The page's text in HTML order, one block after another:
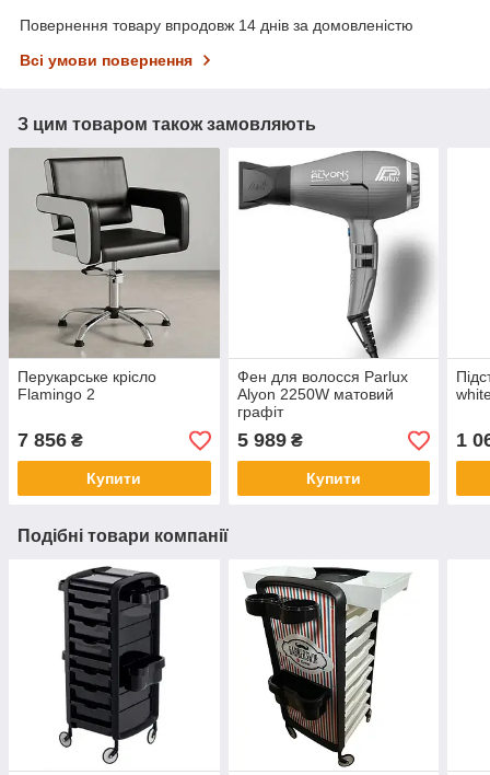
Повернення товару впродовж 14 днів за домовленістю
Всі умови повернення
З цим товаром також замовляють
Перукарське крісло
Flamingo 2
7 856 ₴
Купити
Фен для волосся Parlux
Alyon 2250W матовий
графіт
5 989₴
Купити
1
Подібні товари компанії